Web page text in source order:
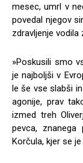
mesec, umrl v
povedal njegov
zdravljenje vodila
»Poskusili smo
je najboljši v
le še vse slabši
agonije, prav
izmed treh
pevca,
Korčula, kjer se